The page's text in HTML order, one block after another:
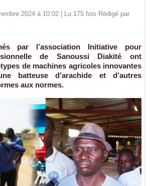
2024 à 10:02 | Lu 175 fois Rédigé par
par l’association Initiative pour
de Sanoussi Diakité ont
de machines agricoles innovantes
batteuse d’arachide et d’autres
aux normes.